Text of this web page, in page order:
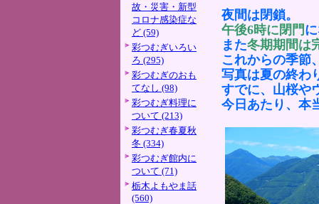
故・災害・新型
コロナ感染症な
ど (59)
彩つむぎいろい
ろ (295)
彩つむぎのおも
てなし (98)
彩つむぎ料理に
ついて (213)
彩つむぎ春夏秋
冬 (334)
彩つむぎ館内に
ついて (71)
栃木よもやま話
(560)
夜間は閉鎖。
午後6時に閉門
また冬期期間は
これからの季節
写真は夏の終わ
すでに、山桜や
今日あたり、本